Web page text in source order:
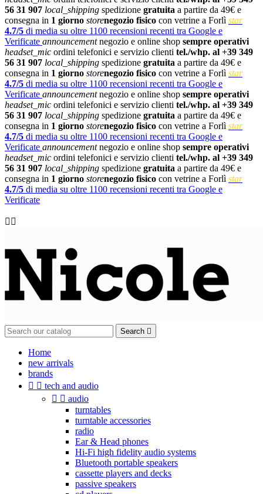
56 31 907 local_shipping spedizione gratuita a partire da 49€ e
consegna in 1 giorno storenegozio fisico con vetrine a Forlì star
4.7/5 di media su oltre 1100 recensioni recenti tra Google e
Verificate announcementnegozio e online shop sempre operativi
headset_mic ordini telefonici e servizio clienti tel./whp. al +39 349
56 31 907 local_shipping spedizione gratuita a partire da 49€ e
consegna in 1 giorno storenegozio fisico con vetrine a Forlì star
4.7/5 di media su oltre 1100 recensioni recenti tra Google e
Verificate announcementnegozio e online shop sempre operativi
headset_mic ordini telefonici e servizio clienti tel./whp. al +39 349
56 31 907 local_shipping spedizione gratuita a partire da 49€ e
consegna in 1 giorno storenegozio fisico con vetrine a Forlì star
4.7/5 di media su oltre 1100 recensioni recenti tra Google e
Verificate announcementnegozio e online shop sempre operativi
headset_mic ordini telefonici e servizio clienti tel./whp. al +39 349
56 31 907 local_shipping spedizione gratuita a partire da 49€ e
consegna in 1 giorno storenegozio fisico con vetrine a Forlì star
4.7/5 di media su oltre 1100 recensioni recenti tra Google e
Verificate

Search 
Home
new arrivals
brands
  tech and audio
  audio
turntables
turntable accessories
radio
Ear & Head phones
Hi-Fi high fidelity audio systems
Bluetooth portable speakers
cassette players and decks
passive speakers